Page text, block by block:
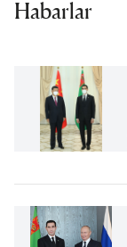
Habarlar